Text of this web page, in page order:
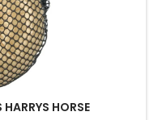
HARRYS HORSE